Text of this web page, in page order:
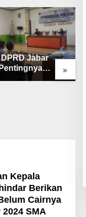
»
Jabar
dan
Program
Kepala
Berikan
Cairnya
SMA